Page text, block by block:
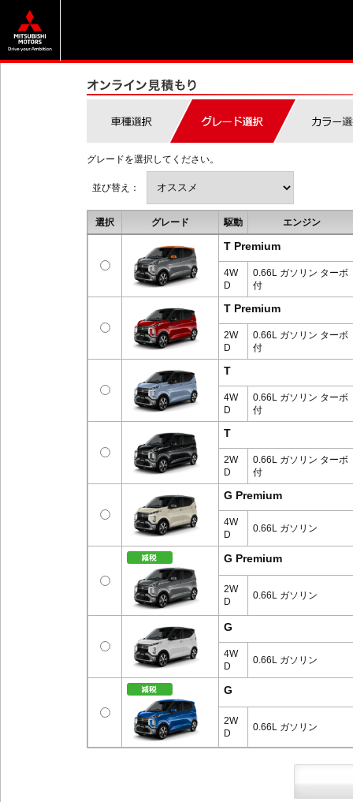
グレードを選択してください。
並び替え：
選択 グレード 駆動 エンジン
T Premium
4W
D
0.66L ガソリン ターボ
付
T Premium
2W
D
0.66L ガソリン ターボ
付
T
4W
D
0.66L ガソリン ターボ
付
T
2W
D
0.66L ガソリン ターボ
付
G Premium
4W
D
0.66L ガソリン
G Premium
2W
D
0.66L ガソリン
G
4W
D
0.66L ガソリン
G
2W
D
0.66L ガソリン